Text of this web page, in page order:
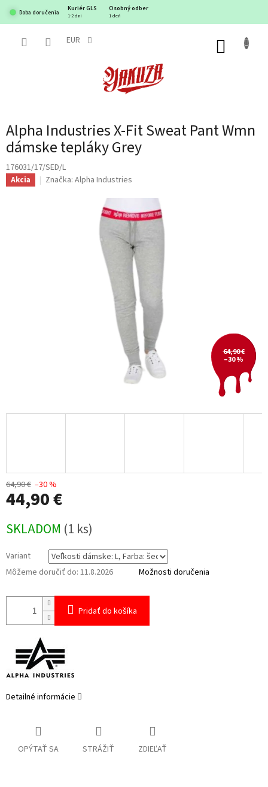
obsah
Doba doručenia
Kuriér GLS Osobný odber
1-2 dni 1 deň
EUR
Alpha Industries X-Fit Sweat Pant Wmn
dámske tepláky Grey
176031/17/SED/L
Akcia Značka: Alpha Industries
64,90 €
–30 %
64,90 € –30 %
44,90 €
cena:
SKLADOM (1 ks)
Variant
Môžeme doručiť do: 11.8.2026 Možnosti doručenia
Pridať do košíka
Detailné informácie
OPÝTAŤ SA STRÁŽIŤ ZDIEĽAŤ